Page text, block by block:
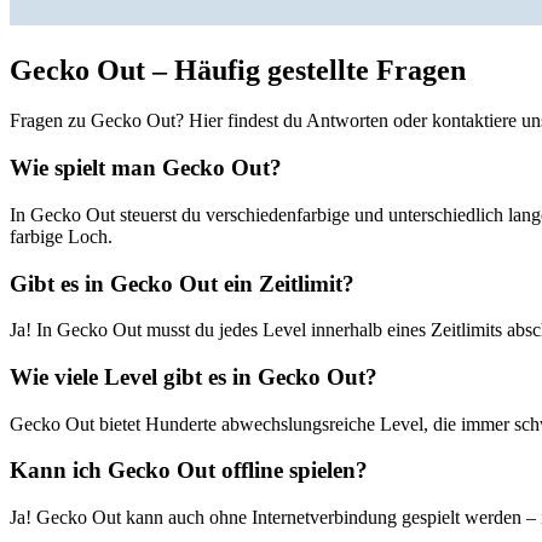
Gecko Out – Häufig gestellte Fragen
Fragen zu Gecko Out? Hier findest du Antworten oder kontaktiere
Wie spielt man Gecko Out?
In Gecko Out steuerst du verschiedenfarbige und unterschiedlich
farbige Loch.
Gibt es in Gecko Out ein Zeitlimit?
Ja! In Gecko Out musst du jedes Level innerhalb eines Zeitlimits
Wie viele Level gibt es in Gecko Out?
Gecko Out bietet Hunderte abwechslungsreiche Level, die immer
Kann ich Gecko Out offline spielen?
Ja! Gecko Out kann auch ohne Internetverbindung gespielt werden